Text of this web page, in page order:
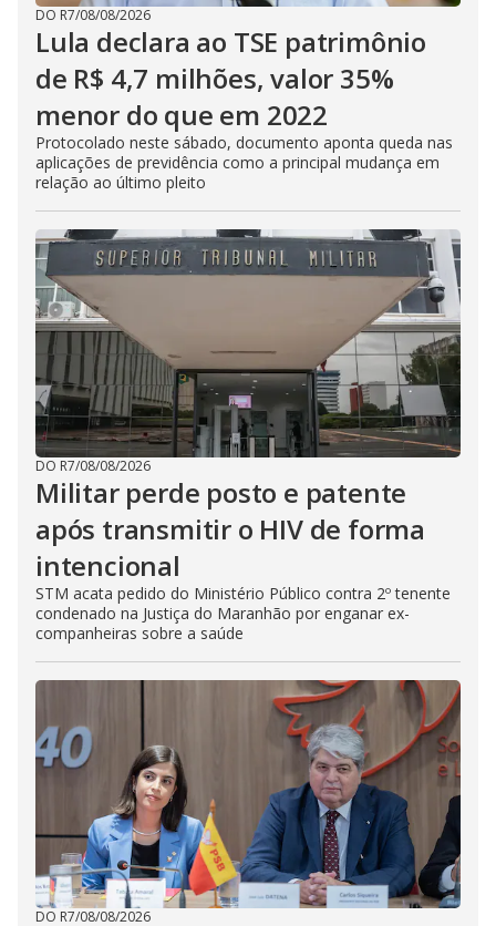
DO R7/08/08/2026
Lula declara ao TSE patrimônio
de R$ 4,7 milhões, valor 35%
menor do que em 2022
Protocolado neste sábado, documento aponta queda nas
aplicações de previdência como a principal mudança em
relação ao último pleito
DO R7/08/08/2026
Militar perde posto e patente
após transmitir o HIV de forma
intencional
STM acata pedido do Ministério Público contra 2º tenente
condenado na Justiça do Maranhão por enganar ex-
companheiras sobre a saúde
DO R7/08/08/2026